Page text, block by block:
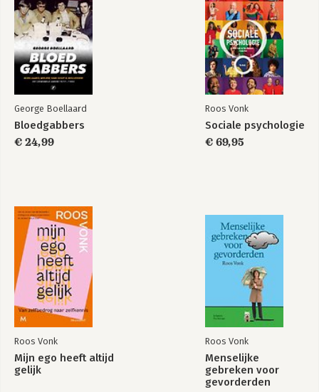
De voorspelling die zichzelf bevestigt
DEEL III
HOOFDSTUK 12
Eerste indrukken bij sollicitaties
HOOFDSTUK 13
Test
Ten slotte
George Boellaard
Bloedgabbers
€ 24,99
Roos Vonk
Sociale psychologie
€ 69,95
Roos Vonk
Mijn ego heeft altijd
gelijk
Roos Vonk
Menselijke
gebreken voor
gevorderden